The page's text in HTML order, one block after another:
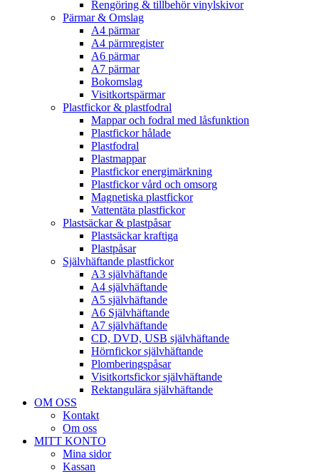
Rengöring & tillbehör vinylskivor
Pärmar & Omslag
A4 pärmar
A4 pärmregister
A6 pärmar
A7 pärmar
Bokomslag
Visitkortspärmar
Plastfickor & plastfodral
Mappar och fodral med låsfunktion
Plastfickor hålade
Plastfodral
Plastmappar
Plastfickor energimärkning
Plastfickor vård och omsorg
Magnetiska plastfickor
Vattentäta plastfickor
Plastsäckar & plastpåsar
Plastsäckar kraftiga
Plastpåsar
Självhäftande plastfickor
A3 självhäftande
A4 självhäftande
A5 självhäftande
A6 Självhäftande
A7 självhäftande
CD, DVD, USB självhäftande
Hörnfickor självhäftande
Plomberingspåsar
Visitkortsfickor självhäftande
Rektangulära självhäftande
OM OSS
Kontakt
Om oss
MITT KONTO
Mina sidor
Kassan